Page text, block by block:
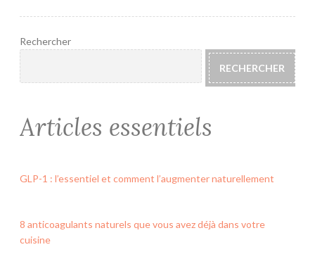
Rechercher
RECHERCHER
Articles essentiels
GLP-1 : l’essentiel et comment l’augmenter naturellement
8 anticoagulants naturels que vous avez déjà dans votre
cuisine